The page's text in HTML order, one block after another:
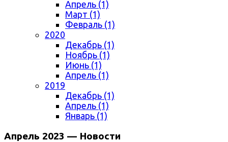
Апрель (1)
Март (1)
Февраль (1)
2020
Декабрь (1)
Ноябрь (1)
Июнь (1)
Апрель (1)
2019
Декабрь (1)
Апрель (1)
Январь (1)
Апрель 2023 — Новости